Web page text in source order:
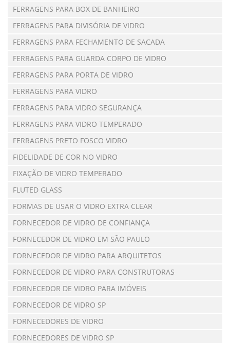
FERRAGENS PARA BOX DE BANHEIRO
FERRAGENS PARA DIVISÓRIA DE VIDRO
FERRAGENS PARA FECHAMENTO DE SACADA
FERRAGENS PARA GUARDA CORPO DE VIDRO
FERRAGENS PARA PORTA DE VIDRO
FERRAGENS PARA VIDRO
FERRAGENS PARA VIDRO SEGURANÇA
FERRAGENS PARA VIDRO TEMPERADO
FERRAGENS PRETO FOSCO VIDRO
FIDELIDADE DE COR NO VIDRO
FIXAÇÃO DE VIDRO TEMPERADO
FLUTED GLASS
FORMAS DE USAR O VIDRO EXTRA CLEAR
FORNECEDOR DE VIDRO DE CONFIANÇA
FORNECEDOR DE VIDRO EM SÃO PAULO
FORNECEDOR DE VIDRO PARA ARQUITETOS
FORNECEDOR DE VIDRO PARA CONSTRUTORAS
FORNECEDOR DE VIDRO PARA IMÓVEIS
FORNECEDOR DE VIDRO SP
FORNECEDORES DE VIDRO
FORNECEDORES DE VIDRO SP